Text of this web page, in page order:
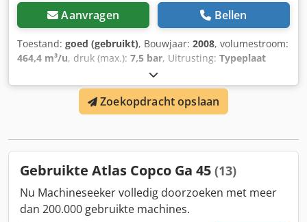
Aanvragen Bellen
Toestand: goed (gebruikt), Bouwjaar: 2008, volumestroom:
464,4 m³/u, druk (max.): 7,5 bar, Uitrusting: Typeplaat
, FABRICAGE - ATLASCOPCO TYPE - GA45 S/N -
API595605 JAAR - 2008 Dedpfx Asrztmwjg Tekr Vermogen
(kW) - 45 POMP (m3/min) - 7,74 CIS (bar) - 7,5
Zoekopdracht opslaan
Gebruikte Atlas Copco Ga 45 (13)
Nu Machineseeker volledig doorzoeken met meer
dan 200.000 gebruikte machines.